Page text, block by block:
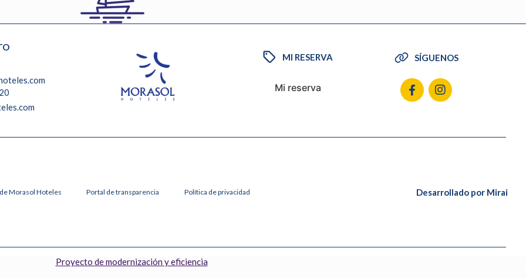
MI RESERVA
Mi reserva
SÍGUENOS
Morasol Hoteles Portal de transparencia Política de privacidad Desarrollado por Mirai
Proyecto de modernización y eficiencia